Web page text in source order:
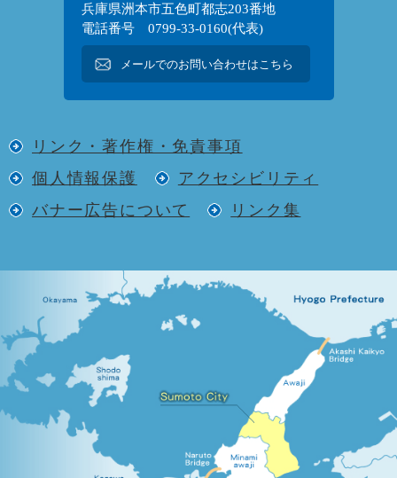
兵庫県洲本市五色町都志203番地
電話番号 0799-33-0160(代表)
メールでのお問い合わせはこちら
リンク・著作権・免責事項
個人情報保護
アクセシビリティ
バナー広告について
リンク集